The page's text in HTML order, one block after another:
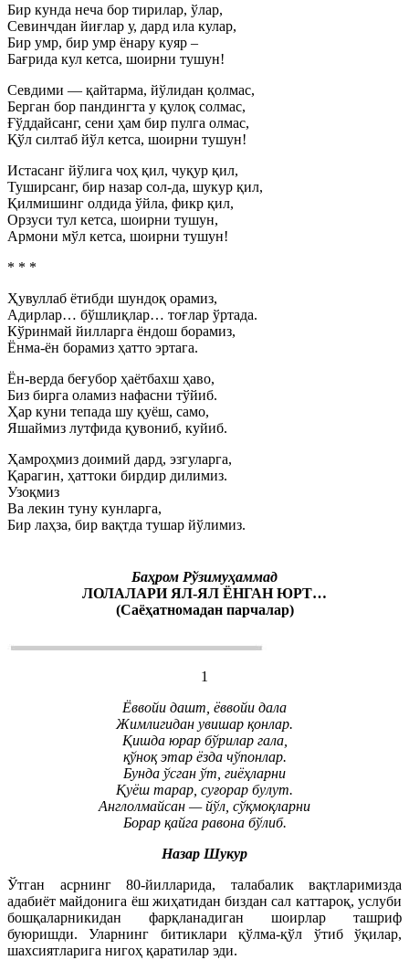
Бир кунда неча бор тирилар, ўлар,
Севинчдан йиғлар у, дард ила кулар,
Бир умр, бир умр ёнару куяр –
Бағрида кул кетса, шоирни тушун!
Севдими — қайтарма, йўлидан қолмас,
Берган бор пандингта у қулоқ солмас,
Ғўддайсанг, сени ҳам бир пулга олмас,
Қўл силтаб йўл кетса, шоирни тушун!
Истасанг йўлига чоҳ қил, чуқур қил,
Туширсанг, бир назар сол-да, шукур қил,
Қилмишинг олдида ўйла, фикр қил,
Орзуси тул кетса, шоирни тушун,
Армони мўл кетса, шоирни тушун!
* * *
Ҳувуллаб ётибди шундоқ орамиз,
Адирлар… бўшлиқлар… тоғлар ўртада.
Кўринмай йилларга ёндош борамиз,
Ёнма-ён борамиз ҳатто эртага.
Ён-верда беғубор ҳаётбахш ҳаво,
Биз бирга оламиз нафасни тўйиб.
Ҳар куни тепада шу қуёш, само,
Яшаймиз лутфида қувониб, куйиб.
Ҳамроҳмиз доимий дард, эзгуларга,
Қарагин, ҳаттоки бирдир дилимиз.
Узоқмиз
Ва лекин туну кунларга,
Бир лаҳза, бир вақтда тушар йўлимиз.
Баҳром Рўзимуҳаммад
ЛОЛАЛАРИ ЯЛ-ЯЛ ЁНГАН ЮРТ…
(Саёҳатномадан парчалар)
1
Ёввойи дашт, ёввойи дала
Жимлигидан увишар қонлар.
Қишда юрар бўрилар гала,
қўноқ этар ёзда чўпонлар.
Бунда ўсган ўт, гиёҳларни
Қуёш тарар, суғорар булут.
Англолмайсан — йўл, сўқмоқларни
Борар қайга равона бўлиб.
Назар Шукур
Ўтган асрнинг 80-йилларида, талабалик вақтларимизда
адабиёт майдонига ёш жиҳатидан биздан сал каттароқ, услуби
бошқаларникидан фарқланадиган шоирлар ташриф
буюришди. Уларнинг битиклари қўлма-қўл ўтиб ўқилар,
шахсиятларига нигоҳ қаратилар эди.